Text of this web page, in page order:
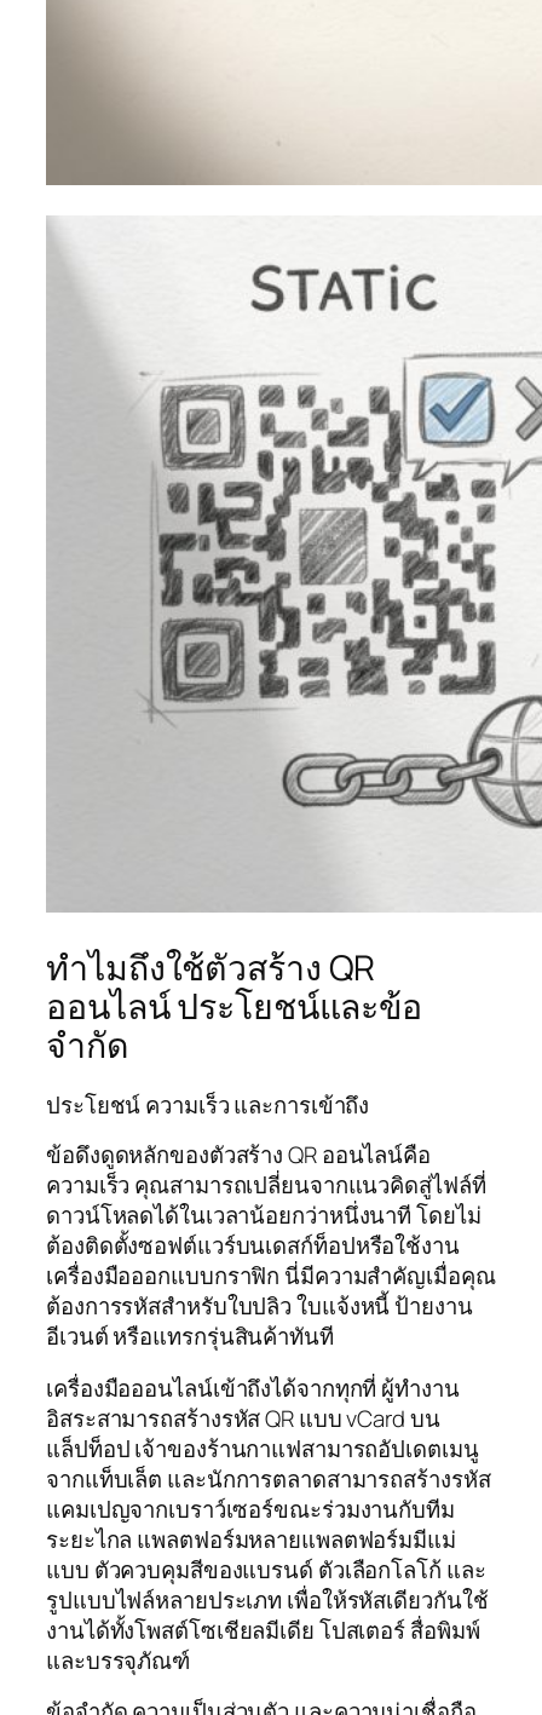
ทำไมถึงใช้ตัวสร้าง QR
ออนไลน์ ประโยชน์และข้อ
จำกัด
ประโยชน์ ความเร็ว และการเข้าถึง
ข้อดึงดูดหลักของตัวสร้าง QR ออนไลน์คือ
ความเร็ว คุณสามารถเปลี่ยนจากแนวคิดสู่ไฟล์ที่
ดาวน์โหลดได้ในเวลาน้อยกว่าหนึ่งนาที โดยไม่
ต้องติดตั้งซอฟต์แวร์บนเดสก์ท็อปหรือใช้งาน
เครื่องมือออกแบบกราฟิก นี่มีความสำคัญเมื่อคุณ
ต้องการรหัสสำหรับใบปลิว ใบแจ้งหนี้ ป้ายงาน
อีเวนต์ หรือแทรกรุ่นสินค้าทันที
เครื่องมือออนไลน์เข้าถึงได้จากทุกที่ ผู้ทำงาน
อิสระสามารถสร้างรหัส QR แบบ vCard บน
แล็ปท็อป เจ้าของร้านกาแฟสามารถอัปเดตเมนู
จากแท็บเล็ต และนักการตลาดสามารถสร้างรหัส
แคมเปญจากเบราว์เซอร์ขณะร่วมงานกับทีม
ระยะไกล แพลตฟอร์มหลายแพลตฟอร์มมีแม่
แบบ ตัวควบคุมสีของแบรนด์ ตัวเลือกโลโก้ และ
รูปแบบไฟล์หลายประเภท เพื่อให้รหัสเดียวกันใช้
งานได้ทั้งโพสต์โซเชียลมีเดีย โปสเตอร์ สื่อพิมพ์
และบรรจุภัณฑ์